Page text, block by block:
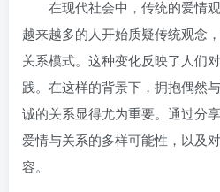
在现代社会中，传统的爱情观
越来越多的人开始质疑传统观念
关系模式。这种变化反映了人们
践。在这样的背景下，拥抱偶然
诚的关系显得尤为重要。通过分
爱情与关系的多样可能性，以及
容。